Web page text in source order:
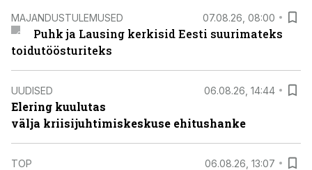
MAJANDUSTULEMUSED 07.08.26, 08:00
Puhk ja Lausing kerkisid Eesti suurimateks
toidutöösturiteks
UUDISED 06.08.26, 14:44
Elering kuulutas
välja kriisijuhtimiskeskuse ehitushanke
TOP 06.08.26, 13:07